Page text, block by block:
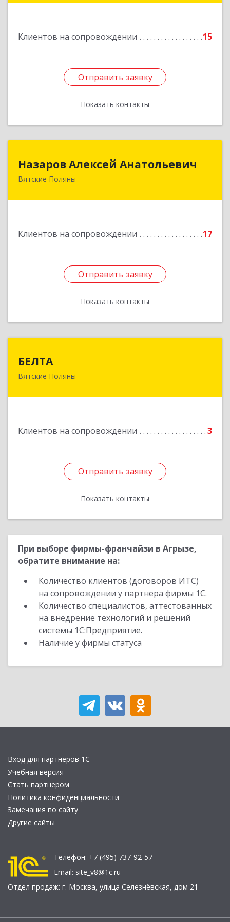
Клиентов на сопровождении 15
Отправить заявку
Показать контакты
Отправить заявку
Назад
Назаров Алексей Анатольевич
Вятские Поляны
Клиентов на сопровождении 17
Отправить заявку
Показать контакты
Назаров Алексей Анатольевич
612964,Кировская обл,город Вятские Поляны
Отправить заявку
Назад
БЕЛТА
Вятские Поляны
Клиентов на сопровождении 3
Отправить заявку
Показать контакты
612960, Кировская обл, Вятские Поляны г,
Отправить заявку
Назад
При выборе фирмы-франчайзи в Агрызе,
обратите внимание на:
Количество клиентов (договоров ИТС)
на сопровождении у партнера фирмы 1С.
Количество специалистов, аттестованных
на внедрение технологий и решений
системы 1С:Предприятие.
Наличие у фирмы статуса
Вход для партнеров 1С
Учебная версия
Стать партнером
Политика конфиденциальности
Замечания по сайту
Другие сайты
Телефон: +7 (495) 737-92-57
Email: site_v8@1c.ru
Отдел продаж: г. Москва, улица Селезнёвская, дом 21